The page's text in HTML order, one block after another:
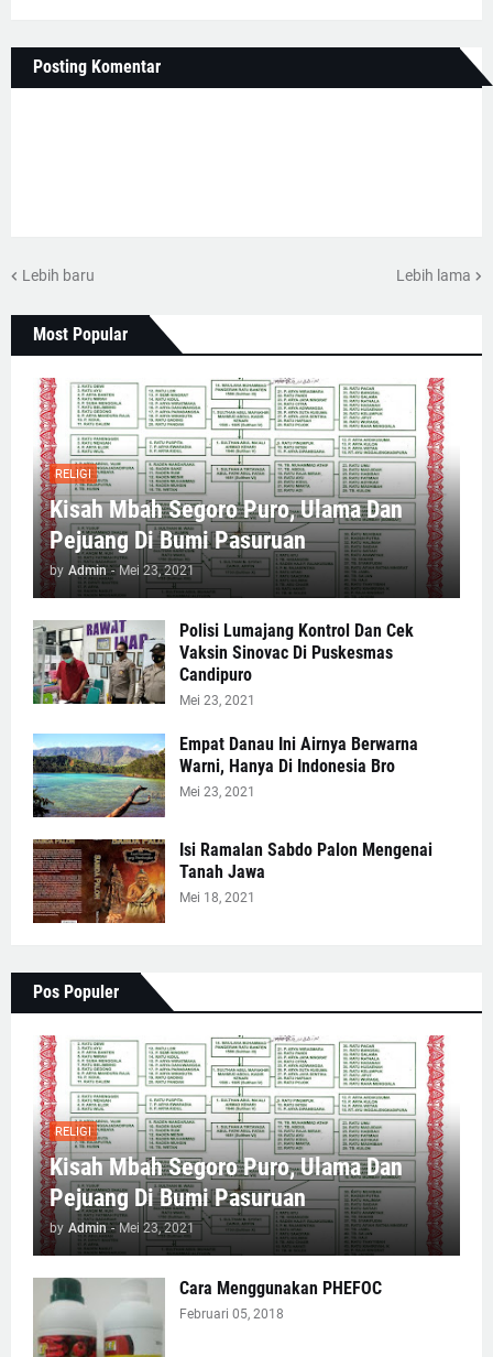
Posting Komentar
Lebih baru Lebih lama
Most Popular
RELIGI
Kisah Mbah Segoro Puro, Ulama Dan
Pejuang Di Bumi Pasuruan
by Admin - Mei 23, 2021
Polisi Lumajang Kontrol Dan Cek
Vaksin Sinovac Di Puskesmas
Candipuro
Mei 23, 2021
Empat Danau Ini Airnya Berwarna
Warni, Hanya Di Indonesia Bro
Mei 23, 2021
Isi Ramalan Sabdo Palon Mengenai
Tanah Jawa
Mei 18, 2021
Pos Populer
RELIGI
Kisah Mbah Segoro Puro, Ulama Dan
Pejuang Di Bumi Pasuruan
by Admin - Mei 23, 2021
Cara Menggunakan PHEFOC
Februari 05, 2018